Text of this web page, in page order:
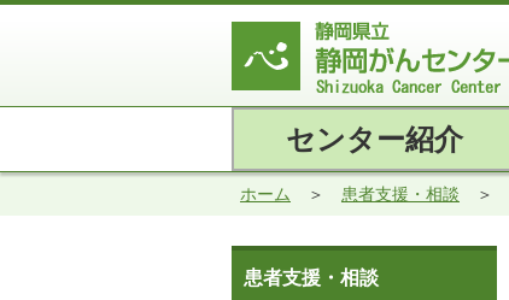
センター紹介
ホーム 患者支援・相談
患者支援・相談